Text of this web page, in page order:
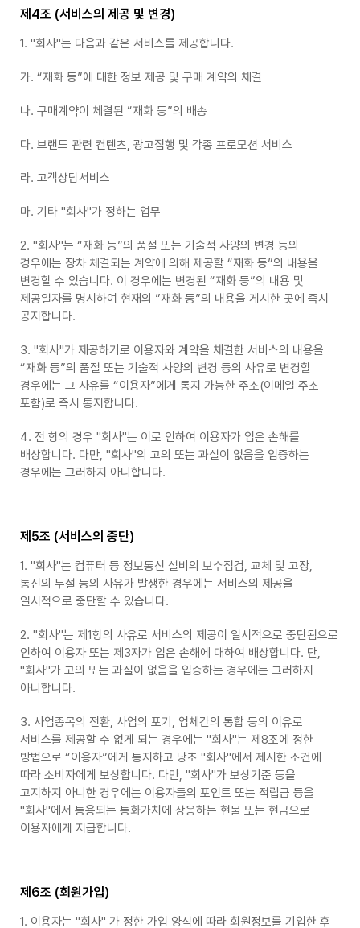
제4조 (서비스의 제공 및 변경)
1. "회사"는 다음과 같은 서비스를 제공합니다.
가. “재화 등”에 대한 정보 제공 및 구매 계약의 체결
나. 구매계약이 체결된 “재화 등”의 배송
다. 브랜드 관련 컨텐츠, 광고집행 및 각종 프로모션 서비스
라. 고객상담서비스
마. 기타 "회사"가 정하는 업무
2. "회사"는 “재화 등”의 품절 또는 기술적 사양의 변경 등의
경우에는 장차 체결되는 계약에 의해 제공할 “재화 등”의 내용을
변경할 수 있습니다. 이 경우에는 변경된 “재화 등”의 내용 및
제공일자를 명시하여 현재의 ”재화 등”의 내용을 게시한 곳에 즉시
공지합니다.
3. "회사"가 제공하기로 이용자와 계약을 체결한 서비스의 내용을
“재화 등”의 품절 또는 기술적 사양의 변경 등의 사유로 변경할
경우에는 그 사유를 “이용자”에게 통지 가능한 주소(이메일 주소
포함)로 즉시 통지합니다.
4. 전 항의 경우 "회사"는 이로 인하여 이용자가 입은 손해를
배상합니다. 다만, "회사"의 고의 또는 과실이 없음을 입증하는
경우에는 그러하지 아니합니다.
제5조 (서비스의 중단)
1. "회사"는 컴퓨터 등 정보통신 설비의 보수점검, 교체 및 고장,
통신의 두절 등의 사유가 발생한 경우에는 서비스의 제공을
일시적으로 중단할 수 있습니다.
2. "회사"는 제1항의 사유로 서비스의 제공이 일시적으로 중단됨으로
인하여 이용자 또는 제3자가 입은 손해에 대하여 배상합니다. 단,
"회사"가 고의 또는 과실이 없음을 입증하는 경우에는 그러하지
아니합니다.
3. 사업종목의 전환, 사업의 포기, 업체간의 통합 등의 이유로
서비스를 제공할 수 없게 되는 경우에는 "회사"는 제8조에 정한
방법으로 “이용자”에게 통지하고 당초 "회사"에서 제시한 조건에
따라 소비자에게 보상합니다. 다만, "회사"가 보상기준 등을
고지하지 아니한 경우에는 이용자들의 포인트 또는 적립금 등을
"회사"에서 통용되는 통화가치에 상응하는 현물 또는 현금으로
이용자에게 지급합니다.
제6조 (회원가입)
1. 이용자는 "회사" 가 정한 가입 양식에 따라 회원정보를 기입한 후